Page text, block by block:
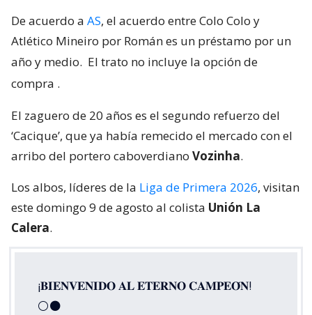
De acuerdo a AS, el acuerdo entre Colo Colo y
Atlético Mineiro por Román es un préstamo por un
año y medio. El trato no incluye la opción de
compra .
El zaguero de 20 años es el segundo refuerzo del
‘Cacique’, que ya había remecido el mercado con el
arribo del portero caboverdiano Vozinha.
Los albos, líderes de la Liga de Primera 2026, visitan
este domingo 9 de agosto al colista Unión La
Calera.
¡𝐁𝐈𝐄𝐍𝐕𝐄𝐍𝐈𝐃𝐎 𝐀𝐋 𝐄𝐓𝐄𝐑𝐍𝐎 𝐂𝐀𝐌𝐏𝐄𝐎́𝐍!
⚪⚫